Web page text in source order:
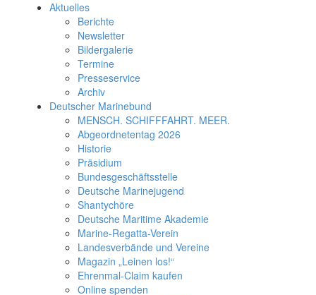
Aktuelles
Berichte
Newsletter
Bildergalerie
Termine
Presseservice
Archiv
Deutscher Marinebund
MENSCH. SCHIFFFAHRT. MEER.
Abgeordnetentag 2026
Historie
Präsidium
Bundesgeschäftsstelle
Deutsche Marinejugend
Shantychöre
Deutsche Maritime Akademie
Marine-Regatta-Verein
Landesverbände und Vereine
Magazin „Leinen los!“
Ehrenmal-Claim kaufen
Online spenden